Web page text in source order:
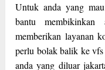
Untuk anda yang
bantu
memberikan layanan
perlu bolak balik ke
anda yang diluar